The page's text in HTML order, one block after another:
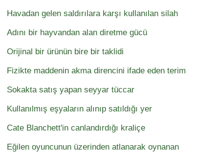
Havadan gelen saldırılara karşı kullanılan silah
Adını bir hayvandan alan diretme gücü
Orijinal bir ürünün bire bir taklidi
Fizikte maddenin akma direncini ifade eden terim
Sokakta satış yapan seyyar tüccar
Kullanılmış eşyaların alınıp satıldığı yer
Cate Blanchett'in canlandırdığı kraliçe
Eğilen oyuncunun üzerinden atlanarak oynanan